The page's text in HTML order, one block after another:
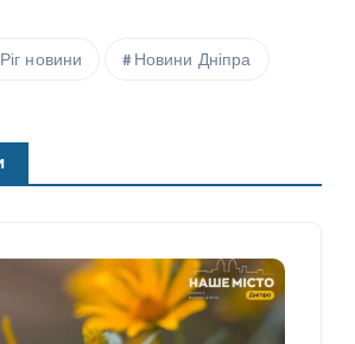
новини Новини Дніпра